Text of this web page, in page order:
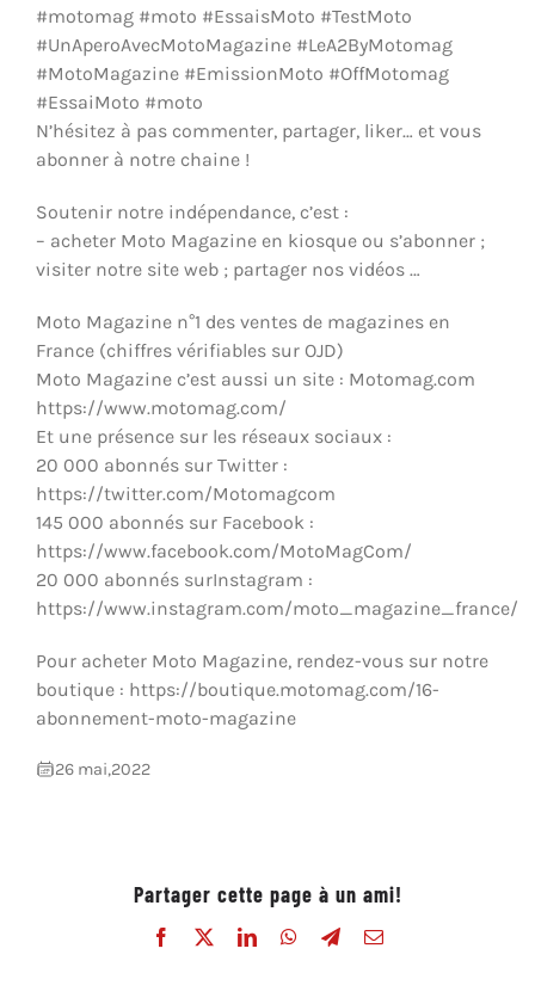
#motomag #moto #EssaisMoto #TestMoto
#UnAperoAvecMotoMagazine #LeA2ByMotomag
#MotoMagazine #EmissionMoto #OffMotomag
#EssaiMoto #moto
N’hésitez à pas commenter, partager, liker… et vous
abonner à notre chaine !
Soutenir notre indépendance, c’est :
– acheter Moto Magazine en kiosque ou s’abonner ;
visiter notre site web ; partager nos vidéos …
Moto Magazine n°1 des ventes de magazines en
France (chiffres vérifiables sur OJD)
Moto Magazine c’est aussi un site : Motomag.com
https://www.motomag.com/
Et une présence sur les réseaux sociaux :
20 000 abonnés sur Twitter :
https://twitter.com/Motomagcom
145 000 abonnés sur Facebook :
https://www.facebook.com/MotoMagCom/
20 000 abonnés surInstagram :
https://www.instagram.com/moto_magazine_france/
Pour acheter Moto Magazine, rendez-vous sur notre
boutique : https://boutique.motomag.com/16-
abonnement-moto-magazine
26 mai,2022
Partager cette page à un ami!
Facebook LinkedInWhatsApp
TelegramEmail